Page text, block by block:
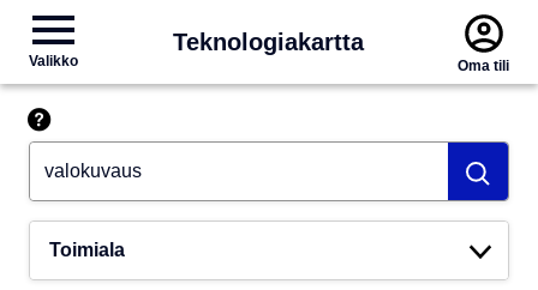
Valikko
Teknologiakartta
Oma tili